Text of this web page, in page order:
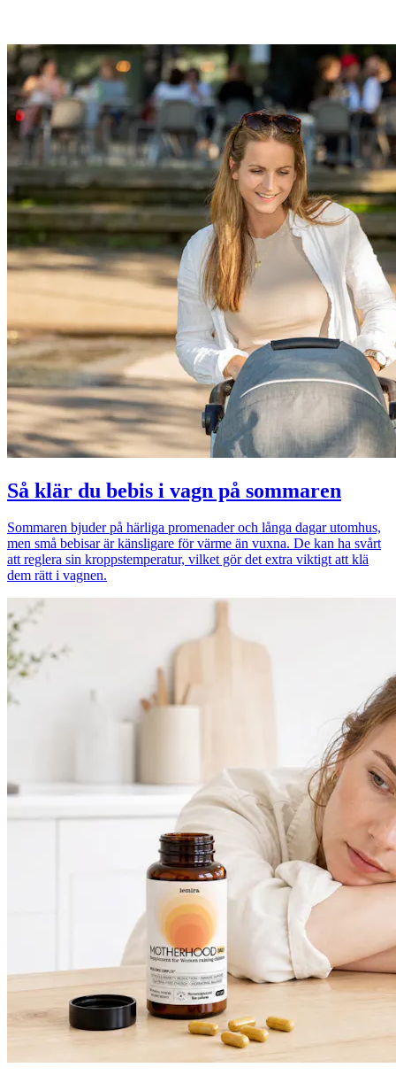
Så klär du bebis i vagn på sommaren
Sommaren bjuder på härliga promenader och långa dagar utomhus,
men små bebisar är känsligare för värme än vuxna. De kan ha svårt
att reglera sin kroppstemperatur, vilket gör det extra viktigt att klä
dem rätt i vagnen.